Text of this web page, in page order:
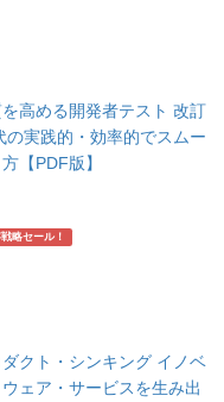
高める開発者テスト 改訂
の実践的・効率的でスムー
【PDF版】
略セール！
クト・シンキング イノベ
ェア・サービスを生み出